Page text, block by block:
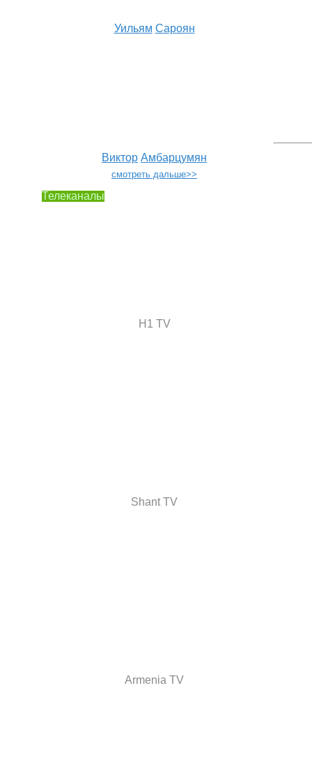
Уильям Сароян
Виктор Амбарцумян
смотреть дальше>>
Телеканалы
H1 TV
Shant TV
Armenia TV